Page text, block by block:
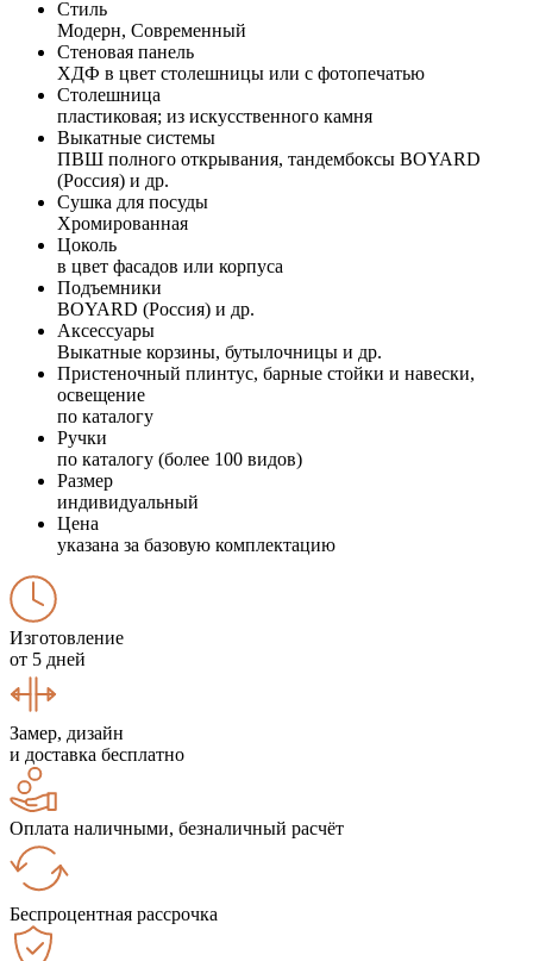
Стиль
Модерн, Современный
Стеновая панель
ХДФ в цвет столешницы или с фотопечатью
Столешница
пластиковая; из искусственного камня
Выкатные системы
ПВШ полного открывания, тандембоксы BOYARD
(Россия) и др.
Сушка для посуды
Хромированная
Цоколь
в цвет фасадов или корпуса
Подъемники
BOYARD (Россия) и др.
Аксессуары
Выкатные корзины, бутылочницы и др.
Пристеночный плинтус, барные стойки и навески,
освещение
по каталогу
Ручки
по каталогу (более 100 видов)
Размер
индивидуальный
Цена
указана за базовую комплектацию
Изготовление
от 5 дней
Замер, дизайн
и доставка бесплатно
Оплата наличными, безналичный расчёт
Беспроцентная рассрочка